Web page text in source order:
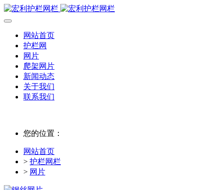
网站首页
护栏网
网片
爬架网片
新闻动态
关于我们
联系我们
您的位置：
网站首页
> 护栏网栏
> 网片